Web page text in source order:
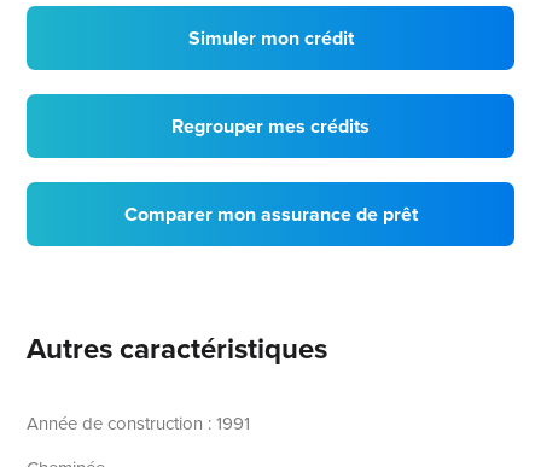
Simuler mon crédit
Regrouper mes crédits
Comparer mon assurance de prêt
Autres caractéristiques
Année de construction : 1991